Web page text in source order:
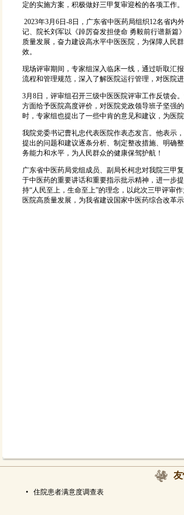
定的实施方案，积极做好三甲复审迎检的各项工作。
2023年3月6日-8日，广东省中医药局组织12名省
记、院长刘军以《踔厉奋发担使命 勇毅前行谱新篇
质量发展，奋力建设高水平中医医院，为保障人民
效。
现场评审期间，专家组深入临床一线，通过听取汇
流程和管理规范，深入了解医院运行管理，对医院进
3月8日，评审组召开三级中医医院评审工作反馈会
方面给予医院高度评价，对医院党政领导班子坚强
时，专家组也提出了一些中肯的意见和建议，为医
我院党委书记曹礼忠代表医院作表态发言。他表示
提出的问题和建议逐条分析、制定整改措施、明确
务能力和水平，为人民群众的健康保驾护航！
广东省中医药局党组成员、副局长柯忠对我院三甲
于中医药的重要讲话和重要指示批示精神，进一步
持“人民至上，生命至上”的理念，以此次三甲评审
医院高质量发展，为我省建设国家中医药综合改革
• 住院患者满意度调查表